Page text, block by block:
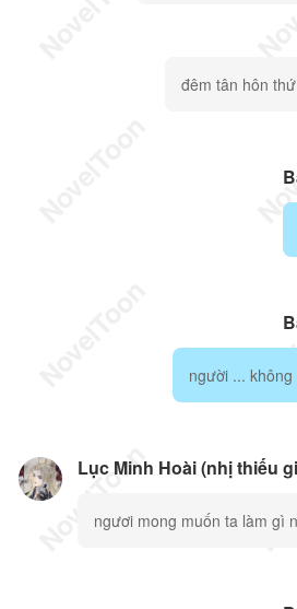
đêm tân hôn
người ...
Lục Minh Hoài (nhị thiếu
ngươi mong muốn ta làm gì